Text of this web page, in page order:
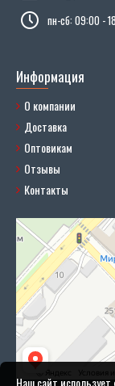
пн-сб: 09:00 -
Информация
О компании
Доставка
Оптовикам
Отзывы
Контакты
Наш сайт